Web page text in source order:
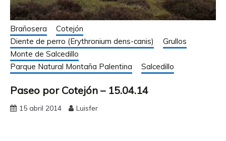
Brañosera
Cotejón
Diente de perro (Erythronium dens-canis)
Grullos
Monte de Salcedillo
Parque Natural Montaña Palentina
Salcedillo
Paseo por Cotejón – 15.04.14
15 abril 2014 Luisfer